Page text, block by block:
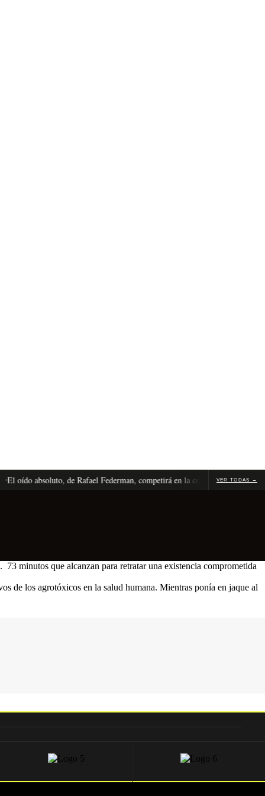
absoluto, de Rafael Federman, competirá en la competenciaVER TODAS →
minutos que alcanzan para retratar una existencia comprometida
de los agrotóxicos en la salud humana. Mientras ponía en jaque al